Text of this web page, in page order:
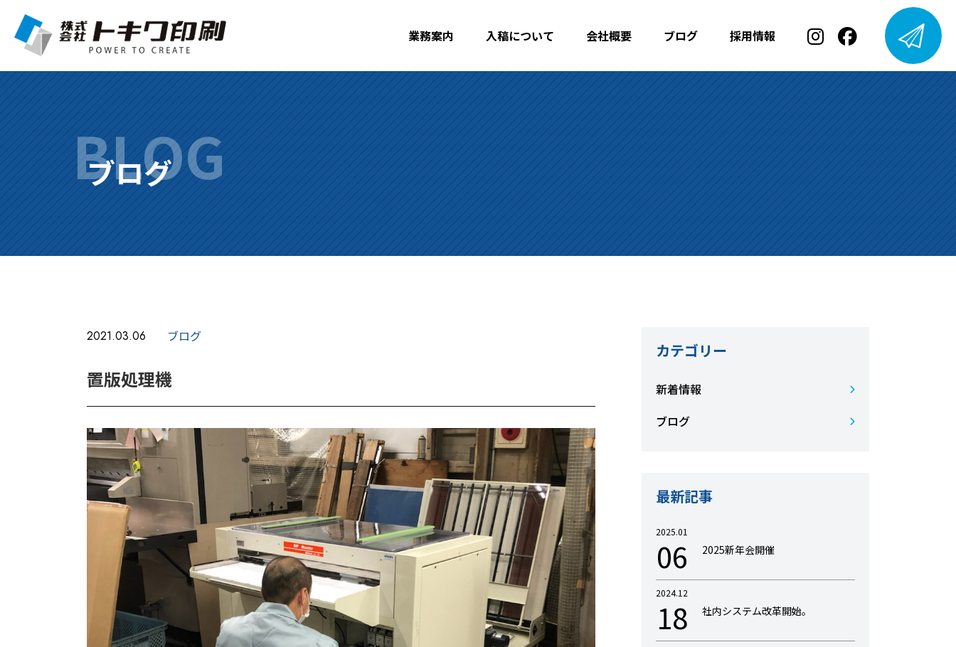
業務案内 入稿について 会社概要 ブログ 採用情報
BLOG
ブログ
2021.03.06 ブログ
置版処理機
カテゴリー
新着情報
ブログ
最新記事
2025.01
06 2025新年会開催
2024.12
18 社内システム改革開始。